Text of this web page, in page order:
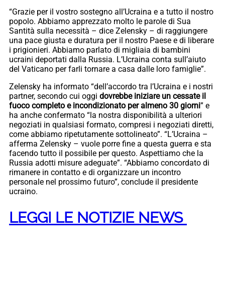
“Grazie per il vostro sostegno all’Ucraina e a tutto il nostro
popolo. Abbiamo apprezzato molto le parole di Sua
Santità sulla necessità – dice Zelensky – di raggiungere
una pace giusta e duratura per il nostro Paese e di liberare
i prigionieri. Abbiamo parlato di migliaia di bambini
ucraini deportati dalla Russia. L’Ucraina conta sull’aiuto
del Vaticano per farli tornare a casa dalle loro famiglie”.
Zelensky ha informato “dell’accordo tra l’Ucraina e i nostri
partner, secondo cui oggi dovrebbe iniziare un cessate il
fuoco completo e incondizionato per almeno 30 giorni” e
ha anche confermato “la nostra disponibilità a ulteriori
negoziati in qualsiasi formato, compresi i negoziati diretti,
come abbiamo ripetutamente sottolineato”. “L’Ucraina –
afferma Zelensky – vuole porre fine a questa guerra e sta
facendo tutto il possibile per questo. Aspettiamo che la
Russia adotti misure adeguate”. “Abbiamo concordato di
rimanere in contatto e di organizzare un incontro
personale nel prossimo futuro”, conclude il presidente
ucraino.
LEGGI LE NOTIZIE NEWS